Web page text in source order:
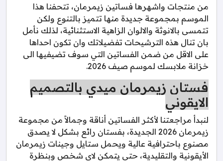
من منتجات واشهرها فساتين زيمرمان، تتحفنا هذا
الموسم بمجموعة جديدة منها تتميز بالتنوع ولكن
تتمسى بالانوثة والالوان الزاهية الاستثنائية، لذلك نأمل
بان تنال هذه الترشيحات تفضيلاتك وان تكون احداها
على الاقل من ضمن الفساتين التي سوف تضيفيها الى
خزانة ملابسك لموسم صيف 2026.
فستان زيمرمان ميدي بالتصميم
الايقوني
لنبدأ مراجعتنا لأكثر الفساتين أناقة وجمالاً من مجموعة
زيمرمان 2026 الجديدة، بفستان رائع بشكل لا يصدق
مصنوع باحترافية عالية ويحمل ستايل وجينات زيمرمان
الأيقونية والتقليدية، حتى يتمكن لاي شخص وبنظرة